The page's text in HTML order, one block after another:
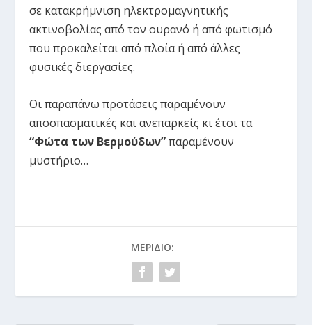
σε κατακρήμνιση ηλεκτρομαγνητικής
ακτινοβολίας από τον ουρανό ή από φωτισμό
που προκαλείται από πλοία ή από άλλες
φυσικές διεργασίες.
Οι παραπάνω προτάσεις παραμένουν
αποσπασματικές και ανεπαρκείς κι έτσι τα
“Φώτα των Βερμούδων”παραμένουν
μυστήριο…
ΜΕΡΊΔΙΟ: